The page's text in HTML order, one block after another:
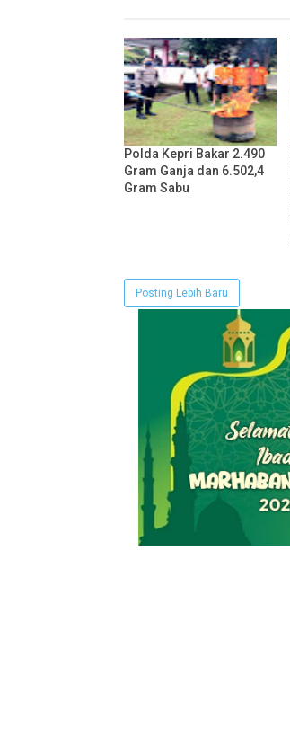
Polda Kepri Bakar 2.490
Gram Ganja dan 6.502,4
Gram Sabu
Posting Lebih Baru